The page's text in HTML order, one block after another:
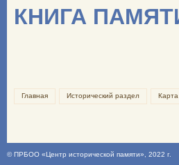
КНИГА
Главная Исторический раздел
©ПРБОО «Центр исторической памяти» , 2022 г.